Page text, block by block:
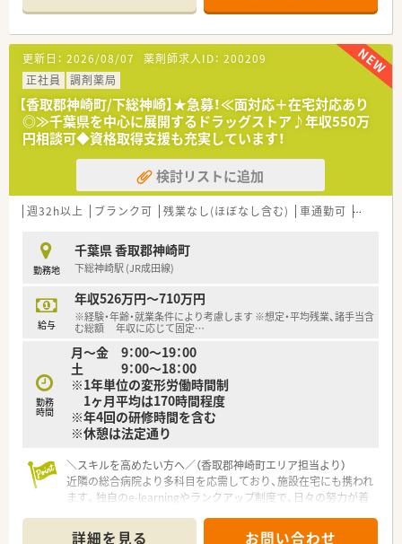
しています。
【法人特徴について】
■千葉県を中心に約100店舗の調剤薬局やドラッグストアを展
開する企業です。
■セルフメディケーションと在宅医療を推進し、地域医療に幅広
く貢献しています。
■薬剤師だけでなく看護師やケアマネージャーも在籍し、多職種
連携を重視しています。
【想定されるキャリアイメージ】
■総合病院門前での経験を活かし、幅広い疾患に対応できる専門
性を磨けます。
べる環境が整っています。
■ご自身の希望や適性に応じて、将来的に在宅医療の分野へ進む
キャリアも選択可能です。
【こんな方が活躍中】
■育児休業制度や短時間勤務制度を活用し、多くの子育て中の方
が活躍されています。
■ライフイベントの変化に合わせて、安心して長く働ける環境が
整っています。
■平均勤続年数は10.8年と長く、安定した職場で長期的にキャリ
アを築いています。
更新日： 2026/08/07 薬剤師求人ID： 200209
正社員
調剤薬局
【香取郡神崎町/下総神崎】★急募！≪面対応＋在宅対応あり
◎≫千葉県を中心に展開するドラッグストア♪年収550万
円相談可◆資格取得支援も充実しています！
検討リストに追加
週32h以上 ブランク可 残業なし(ほぼなし含む) 車通勤可 高給与
勤務地
千葉県 香取郡神崎町
下総神崎駅 (JR成田線)
給与
年収526万円～710万円
※経験・年齢・就業条件により考慮します ※想定・平均残業、諸手当含
む総額 年収に応じて固定…
勤務
時間
月～金 9：00～19：00
土 9：00～18：00
※1年単位の変形労働時間制
1ヶ月平均は170時間程度
※年4回の研修時間を含む
※休憩は法定通り
＼スキルを高めたい方へ／（香取郡神崎町エリア担当より）
近隣の総合病院より多科目を応需しており、施設在宅にも携われ
ます。独自のe-learningやランクアップ制度で、日々の努力が着
＊------------------------------------------＊
詳細を見る お問い合わせ